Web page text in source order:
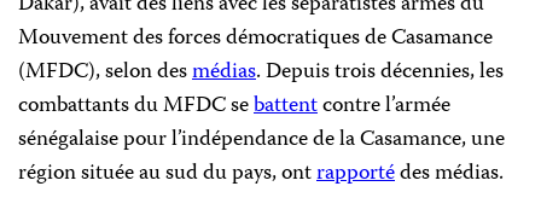
Mouvement des forces démocratiques de Casamance
(MFDC), selon desmédias. Depuis trois décennies, les
combattants du MFDC sebattentcontrel’armée
sénégalaise pour l’indépendance de la Casamance, une
région située au sud du pays, ontrapportédes médias.